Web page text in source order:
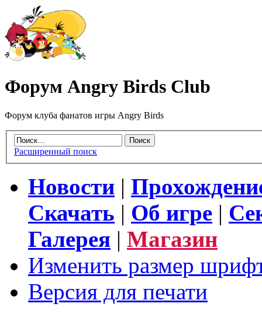
Форум Angry Birds Club
Форум клуба фанатов игры Angry Birds
Расширенный поиск
Новости |
Скачать | Об игре |
Галерея | Магазин
Изменить размер
Версия для печати